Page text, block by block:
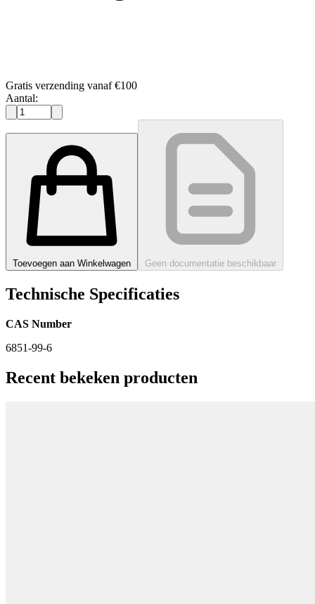
Gratis verzending vanaf €100
Aantal:
Toevoegen aan Winkelwagen Geen documentatie beschikbaar
Technische Specificaties
CAS Number
6851-99-6
Recent bekeken producten